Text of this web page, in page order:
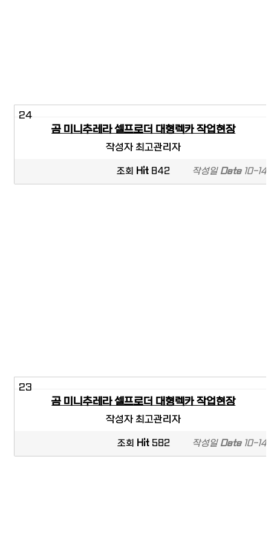
24
곰 미니추레라 셀프로더 대형렉카 작업현장
작성자최고관리자
조회 Hit 842 작성일Date10-14
23
곰 미니추레라 셀프로더 대형렉카 작업현장
작성자최고관리자
조회 Hit582 작성일Date10-14